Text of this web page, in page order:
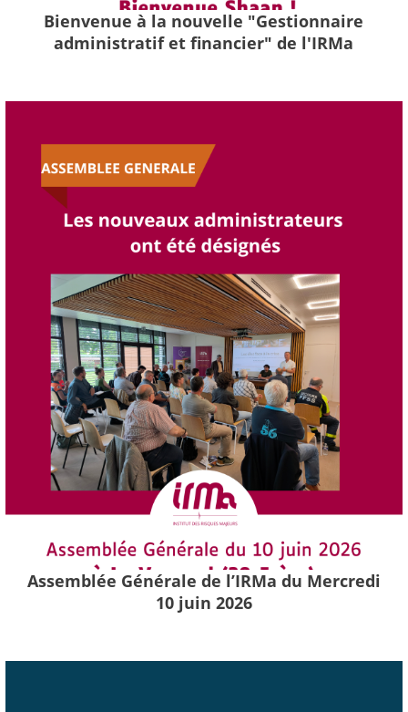
Bienvenue à la nouvelle "Gestionnaire
administratif et financier" de l'IRMa
Assemblée Générale de l’IRMa du Mercredi
10 juin 2026